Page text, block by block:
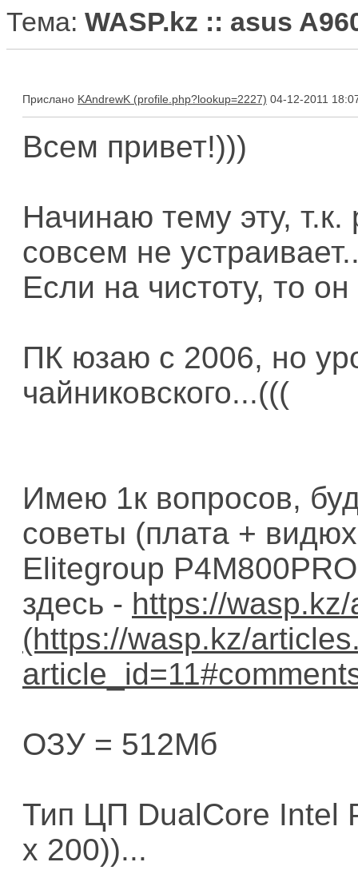
Тема: WASP.kz :: asus
Прислано KAndrewK 04-12-2011
Всем привет!)))
Начинаю тему эту,
совсем не
Если на чистоту, то
ПК юзаю с 2006, но
чайниковского...(((
Имею 1к вопросов,
советы (плата +
Elitegroup
здесь - https://
OЗУ = 512Мб
Тип ЦП DualCore Intel
x 200))...